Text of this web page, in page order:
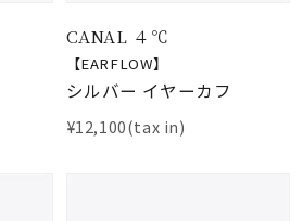
CANAL ４℃
【EARFLOW】
シルバー イヤーカフ
¥12,100(tax in)